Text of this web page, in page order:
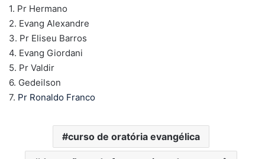
1. Pr Hermano
2. Evang Alexandre
3. Pr Eliseu Barros
4. Evang Giordani
5. Pr Valdir
6. Gedeilson
7. Pr Ronaldo Franco
curso de oratória evangélica